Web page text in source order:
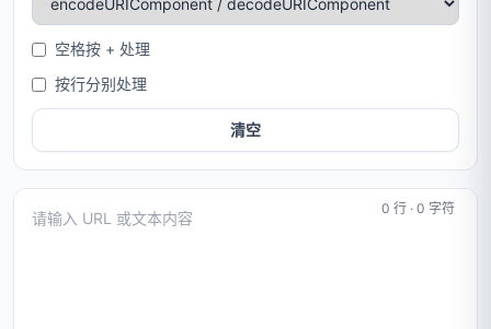
空格按 + 处理
按行分别处理
清空
0 行 · 0 字符